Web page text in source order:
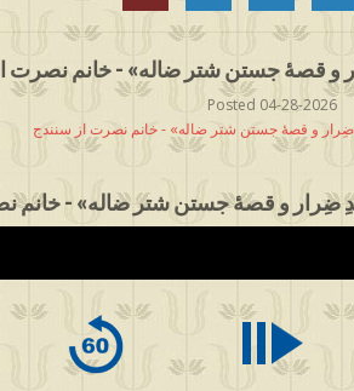
Posted 04-28-2026
ضِرار و قصۀ جستن شتر ضاله» - خانم